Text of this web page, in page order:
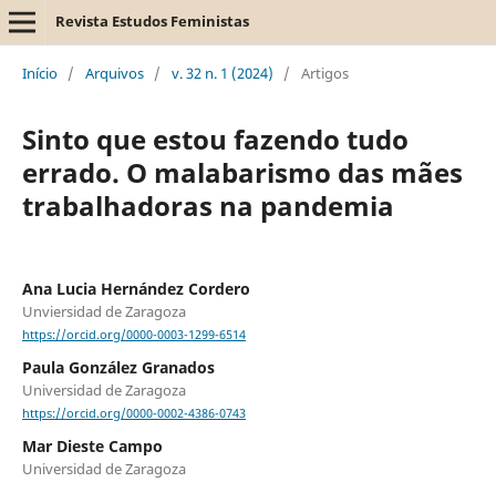
Revista Estudos Feministas
Início / Arquivos / v. 32 n. 1 (2024) / Artigos
Sinto que estou fazendo tudo
errado. O malabarismo das mães
trabalhadoras na pandemia
Ana Lucia Hernández Cordero
Unviersidad de Zaragoza
https://orcid.org/0000-0003-1299-6514
Paula González Granados
Universidad de Zaragoza
https://orcid.org/0000-0002-4386-0743
Mar Dieste Campo
Universidad de Zaragoza